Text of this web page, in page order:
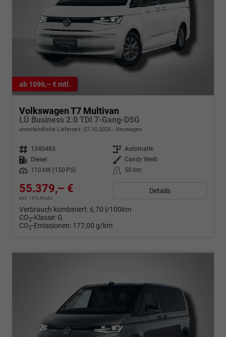
ab 1096,– € mtl.
Volkswagen T7 Multivan
LÜ Business 2.0 TDI 7-Gang-DSG
unverbindliche Lieferzeit: 07.10.2026 Neuwagen
Fahrzeugnr. 1340483 Getriebe Automatik
Kraftstoff
Diesel Außenfarbe Candy Weiß
Leistung
110 kW (150 PS) Kilometerstand 50 km
55.379,– €
incl. 19% MwSt.
Details
Verbrauch kombiniert: 6,70 l/100km
CO2-Klasse: G
CO2-Emissionen: 177,00 g/km